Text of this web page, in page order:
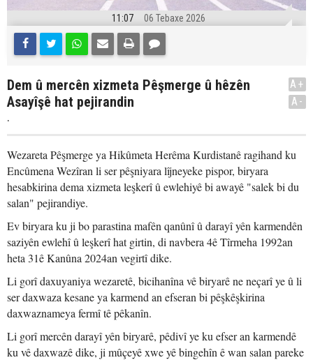
11:07 06 Tebaxe 2026
Dem û mercên xizmeta Pêşmerge û hêzên
Asayîşê hat pejirandin
.
A+
A-
Wezareta Pêşmerge ya Hikûmeta Herêma Kurdistanê ragihand ku
Encûmena Wezîran li ser pêşniyara lîjneyeke pispor, biryara
hesabkirina dema xizmeta leşkerî û ewlehiyê bi awayê "salek bi du
salan" pejirandiye.
Ev biryara ku ji bo parastina mafên qanûnî û darayî yên karmendên
saziyên ewlehî û leşkerî hat girtin, di navbera 4ê Tîrmeha 1992an
heta 31ê Kanûna 2024an vegirtî dike.
Li gorî daxuyaniya wezaretê, bicihanîna vê biryarê ne neçarî ye û li
ser daxwaza kesane ya karmend an efseran bi pêşkêşkirina
daxwaznameya fermî tê pêkanîn.
Li gorî mercên darayî yên biryarê, pêdivî ye ku efser an karmendê
ku vê daxwazê dike, ji mûçeyê xwe yê bingehîn ê wan salan pareke